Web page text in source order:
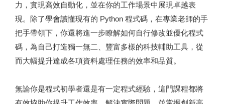
力，實現高效自動化，並在你的工作場景中展現卓越表
現。除了學會讀懂現有的 Python 程式碼，在專業老師的手
把手帶領下，你還將進一步瞭解如何自行修改並優化程式
碼，為自己打造獨一無二、豐富多樣的科技輔助工具，從
而大幅提升達成各項資料處理任務的效率和品質。
無論你是程式初學者還是有一定程式經驗，這門課程都將